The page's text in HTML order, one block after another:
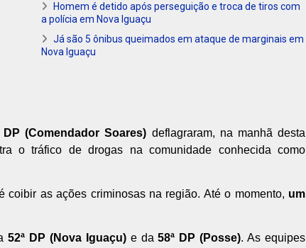
Homem é detido após perseguição e troca de tiros com
a polícia em Nova Iguaçu
Já são 5 ônibus queimados em ataque de marginais em
Nova Iguaçu
DP (Comendador Soares) deflagraram, na manhã desta
o tráfico de drogas na comunidade conhecida como
coibir as ações criminosas na região. Até o momento, um
52ª DP (Nova Iguaçu)e da58ª DP (Posse). As equipes